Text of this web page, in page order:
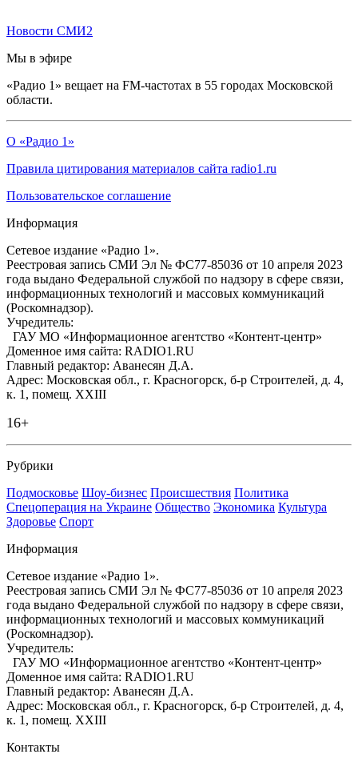
Новости СМИ2
Мы в эфире
«Радио 1» вещает на FM-частотах в 55 городах Московской
области.
О «Радио 1»
Правила цитирования материалов сайта radio1.ru
Пользовательское соглашение
Информация
Сетевое издание «Радио 1».
Реестровая запись СМИ Эл № ФС77-85036 от 10 апреля 2023
года выдано Федеральной службой по надзору в сфере связи,
информационных технологий и массовых коммуникаций
(Роскомнадзор).
Учредитель:
ГАУ МО «Информационное агентство «Контент-центр»
Доменное имя сайта: RADIO1.RU
Главный редактор: Аванесян Д.А.
Адрес: Московская обл., г. Красногорск, б-р Строителей, д. 4,
к. 1, помещ. XXIII
16+
Рубрики
Подмосковье Шоу-бизнес Происшествия Политика
Спецоперация на Украине Общество Экономика Культура
Здоровье Спорт
Информация
Сетевое издание «Радио 1».
Реестровая запись СМИ Эл № ФС77-85036 от 10 апреля 2023
года выдано Федеральной службой по надзору в сфере связи,
информационных технологий и массовых коммуникаций
(Роскомнадзор).
Учредитель:
ГАУ МО «Информационное агентство «Контент-центр»
Доменное имя сайта: RADIO1.RU
Главный редактор: Аванесян Д.А.
Адрес: Московская обл., г. Красногорск, б-р Строителей, д. 4,
к. 1, помещ. XXIII
Контакты